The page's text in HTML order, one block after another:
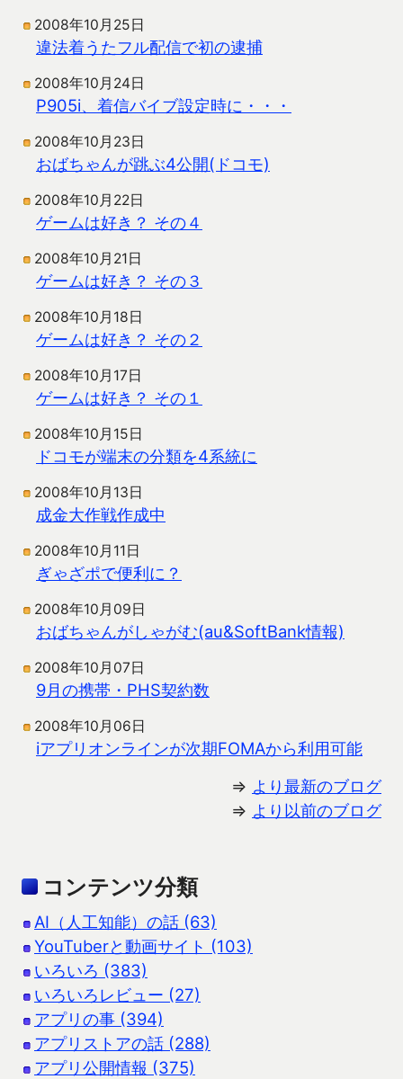
2008年10月25日
違法着うたフル配信で初の逮捕
2008年10月24日
P905i、着信バイブ設定時に・・・
2008年10月23日
おばちゃんが跳ぶ4公開(ドコモ)
2008年10月22日
ゲームは好き？ その４
2008年10月21日
ゲームは好き？ その３
2008年10月18日
ゲームは好き？ その２
2008年10月17日
ゲームは好き？ その１
2008年10月15日
ドコモが端末の分類を4系統に
2008年10月13日
成金大作戦作成中
2008年10月11日
ぎゃざポで便利に？
2008年10月09日
おばちゃんがしゃがむ(au&SoftBank情報)
2008年10月07日
9月の携帯・PHS契約数
2008年10月06日
iアプリオンラインが次期FOMAから利用可能
⇒ より最新のブログ
⇒ より以前のブログ
コンテンツ分類
AI（人工知能）の話 (63)
YouTuberと動画サイト (103)
いろいろ (383)
いろいろレビュー (27)
アプリの事 (394)
アプリストアの話 (288)
アプリ公開情報 (375)